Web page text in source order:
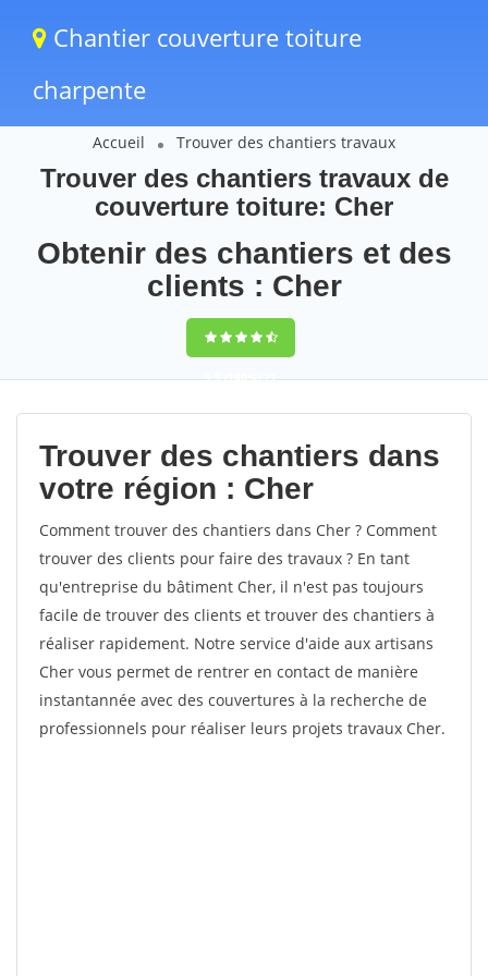
Chantier couverture toiture
charpente
Accueil Trouver des chantiers travaux
Trouver des chantiers travaux de
couverture toiture: Cher
Obtenir des chantiers et des
clients : Cher
9,5(100%)71
votes
Trouver des chantiers dans
votre région : Cher
Comment trouver des chantiers dans Cher ? Comment
trouver des clients pour faire des travaux ? En tant
qu'entreprise du bâtiment Cher, il n'est pas toujours
facile de trouver des clients et trouver des chantiers à
réaliser rapidement. Notre service d'aide aux artisans
Cher vous permet de rentrer en contact de manière
instantannée avec des couvertures à la recherche de
professionnels pour réaliser leurs projets travaux Cher.